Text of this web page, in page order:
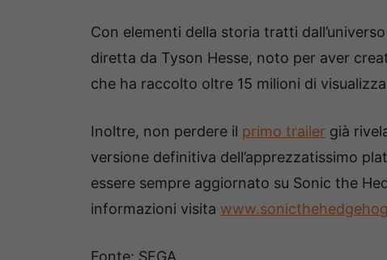
Con elementi della storia tratti
diretta da Tyson Hesse, noto per aver
che ha raccolto oltre 15 milioni di
Inoltre, non perdere il primo trailer già
versione definitiva dell’apprezzatissimo
essere sempre aggiornato su Sonic the
informazioni visita
Fonte: SEGA